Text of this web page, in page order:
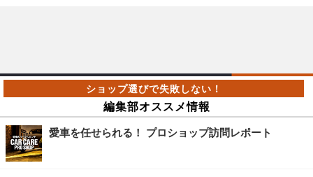
編集部オススメ情報
愛車を任せられる！ プロショップ訪問レポート